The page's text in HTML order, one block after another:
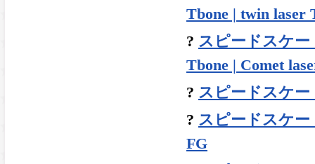
Tbone | twin laser
? スピードスケ
Tbone | Comet
? スピードスケー
? スピードスケー
FG